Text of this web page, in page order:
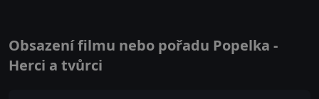
Obsazení filmu nebo pořadu Popelka -
Herci a tvůrci